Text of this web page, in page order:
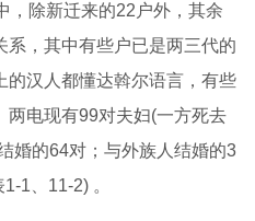
，除新迁来的22户外，其余
系，其中有些户已是两三代的
的汉人都懂达斡尔语言，有些
两电现有99对夫妇(一方死去
婚的64对；与外族人结婚的3
1、11-2) 。